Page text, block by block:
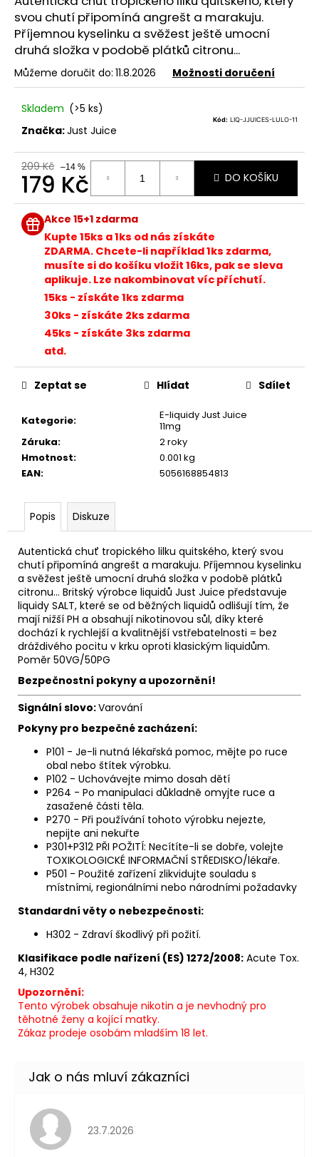
5
hvězdiček.
svou chutí připomíná angrešt a marakuju.
Příjemnou kyselinku a svěžest ještě umocní
druhá složka v podobě plátků citronu...
Můžeme doručit do: 11.8.2026 Možnosti doručení
Skladem (>5 ks)
Kód: LIQ-JJUICES-LULO-11
Značka:Just Juice
209 Kč –14 %
179 Kč
Měrná
cena:
DO KOŠÍKU
Akce 15+1 zdarma
Kupte 15ks a 1ks od nás získáte
ZDARMA. Chcete-li například 1ks zdarma,
musíte si do košíku vložit 16ks, pak se sleva
aplikuje. Lze nakombinovat víc příchutí.
15ks - získáte 1ks zdarma
30ks - získáte 2ks zdarma
45ks - získáte 3ks zdarma
atd.
Kategorie:
E-liquidy Just Juice
11mg
Záruka:
2 roky
Hmotnost:
0.001 kg
EAN: 5056168854813
Zeptat se Hlídat Sdílet
Popis Diskuze
Autentická chuť tropického lilku quitského, který svou
chutí připomíná angrešt a marakuju. Příjemnou kyselinku
a svěžest ještě umocní druhá složka v podobě plátků
citronu... Britský výrobce liquidů Just Juice představuje
liquidy SALT, které se od běžných liquidů odlišují tím, že
mají nižší PH a obsahují nikotinovou sůl, díky které
dochází k rychlejší a kvalitnější vstřebatelnosti = bez
dráždivého pocitu v krku oproti klasickým liquidům.
Poměr 50VG/50PG
Bezpečnostní pokyny a upozornění!
Signální slovo:Varování
Pokyny pro bezpečné zacházení:
P101 - Je-li nutná lékařská pomoc, mějte po ruce
obal nebo štítek výrobku.
P102 - Uchovávejte mimo dosah dětí
P264 - Po manipulaci důkladně omyjte ruce a
zasažené části těla.
P270 - Při používání tohoto výrobku nejezte,
nepijte ani nekuřte
P301+P312 PŘI POŽITÍ: Necítíte-li se dobře, volejte
TOXIKOLOGICKÉ INFORMAČNÍ STŘEDISKO/lékaře.
P501 - Použité zařízení zlikvidujte souladu s
místními, regionálními nebo národními požadavky
Standardní věty o nebezpečnosti:
H302 - Zdraví škodlivý při požití.
Klasifikace podle nařízení (ES) 1272/2008: Acute Tox.
4, H302
Upozornění:
Tento výrobek obsahuje nikotin a je nevhodný pro
těhotné ženy a kojící matky.
Zákaz prodeje osobám mladším 18 let.
Hodnocení obchodu je 5 z 5 hvězdiček.
23.7.2026
a
j
í
t
?
HLEDAT
D
e
m
LIQUA
SALT
SHOT
20MG
SALT
BOOSTER
119
Kč
Původně:
149
Kč